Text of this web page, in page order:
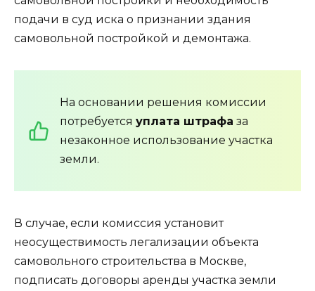
подачи в суд иска о признании здания
самовольной постройкой и демонтажа.
На основании решения комиссии
потребуется уплата штрафа за
незаконное использование участка
земли.
В случае, если комиссия установит
неосуществимость легализации объекта
самовольного строительства в Москве,
подписать договоры аренды участка земли